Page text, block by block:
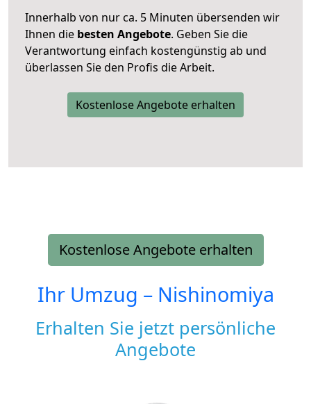
Innerhalb von nur ca. 5 Minuten übersenden wir
Ihnen die besten Angebote. Geben Sie die
Verantwortung einfach kostengünstig ab und
überlassen Sie den Profis die Arbeit.
Kostenlose Angebote erhalten
Kostenlose Angebote erhalten
Ihr Umzug – Nishinomiya
Erhalten Sie jetzt persönliche
Angebote